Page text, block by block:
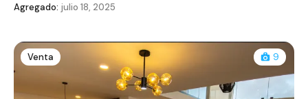
Agregado: julio 18, 2025
Venta 9